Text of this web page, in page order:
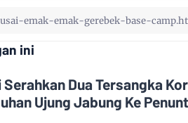
ini
Dua Tersangka
Ujung Jabung Ke